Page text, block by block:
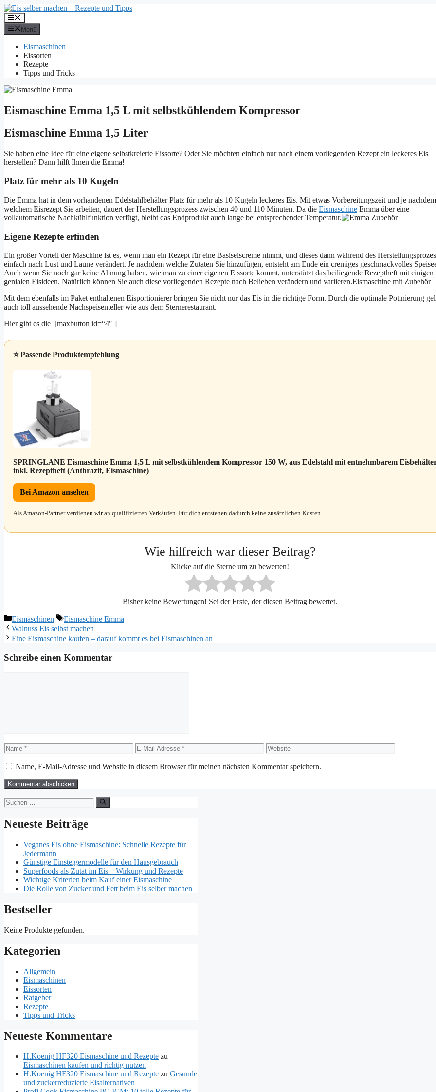
Zum
Inhalt
springen
Menü
Menü
Eismaschinen
Eissorten
Rezepte
Tipps und Tricks
Eismaschine Emma 1,5 L mit selbstkühlendem Kompressor
Eismaschine Emma 1,5 Liter
Sie haben eine Idee für eine eigene selbstkreierte Eissorte? Oder Sie möchten einfach nur nach einem vorliegenden Rezept ein leckeres Eis
herstellen? Dann hilft Ihnen die Emma!
Platz für mehr als 10 Kugeln
Die Emma hat in dem vorhandenen Edelstahlbehälter Platz für mehr als 10 Kugeln leckeres Eis. Mit etwas Vorbereitungszeit und je
welchem Eisrezept Sie arbeiten, dauert der Herstellungsprozess zwischen 40 und 110 Minuten. Da die Eismaschine Emma über eine
vollautomatische Nachkühlfunktion verfügt, bleibt das Endprodukt auch lange bei entsprechender Temperatur.
Eigene Rezepte erfinden
Ein großer Vorteil der Maschine ist es, wenn man ein Rezept für eine Basiseiscreme nimmt, und dieses dann während des
einfach nach Lust und Laune verändert. Je nachdem welche Zutaten Sie hinzufügen, entsteht am Ende ein cremiges geschmackvolles
Auch wenn Sie noch gar keine Ahnung haben, wie man zu einer eigenen Eissorte kommt, unterstützt das beiliegende Rezeptheft mit einigen
genialen Eisideen. Natürlich können Sie auch diese vorliegenden Rezepte nach Belieben verändern und variieren.Eismaschine mit Zubehör
Mit dem ebenfalls im Paket enthaltenen Eisportionierer bringen Sie nicht nur das Eis in die richtige Form. Durch die optimale Potinierung
auch toll aussehende Nachspeisenteller wie aus dem Sternerestaurant.
Hier gibt es die [maxbutton id=“4″ ]
⭐ Passende Produktempfehlung
SPRINGLANE Eismaschine Emma 1,5 L mit selbstkühlendem Kompressor 150 W, aus Edelstahl mit entnehmbarem
inkl. Rezeptheft (Anthrazit, Eismaschine)
Bei Amazon ansehen
Als Amazon-Partner verdienen wir an qualifizierten Verkäufen. Für dich entstehen dadurch keine zusätzlichen Kosten.
Wie hilfreich war dieser Beitrag?
Klicke auf die Sterne um zu bewerten!
Bisher keine Bewertungen! Sei der Erste, der diesen Beitrag bewertet.
Kategorien
Eismaschinen Schlagwörter
Eismaschine Emma
Walnuss Eis selbst machen
Eine Eismaschine kaufen – darauf kommt es bei Eismaschinen an
Schreibe einen Kommentar
Name
E-
Mail-
Adresse
Website
Name, E-Mail-Adresse und Website in diesem Browser für meinen nächsten Kommentar speichern.
Suchen
nach:
Neueste Beiträge
Veganes Eis ohne Eismaschine: Schnelle Rezepte für
Jedermann
Günstige Einsteigermodelle für den Hausgebrauch
Superfoods als Zutat im Eis – Wirkung und Rezepte
Wichtige Kriterien beim Kauf einer Eismaschine
Die Rolle von Zucker und Fett beim Eis selber machen
Bestseller
Keine Produkte gefunden.
Kategorien
Allgemein
Eismaschinen
Eissorten
Ratgeber
Rezepte
Tipps und Tricks
Neueste Kommentare
H.Koenig HF320 Eismaschine und Rezepte zu
Eismaschinen kaufen und richtig nutzen
H.Koenig HF320 Eismaschine und Rezepte zu Gesunde
und zuckerreduzierte Eisalternativen